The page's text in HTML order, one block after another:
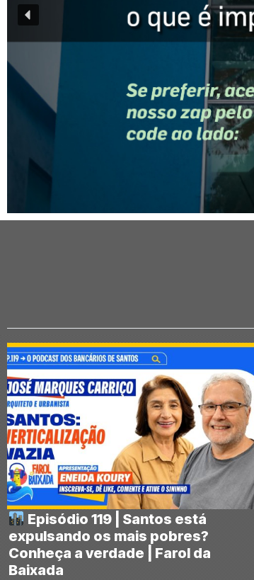
Episódio 119 | Santos está
expulsando os mais pobres?
Conheça a verdade | Farol da
Baixada